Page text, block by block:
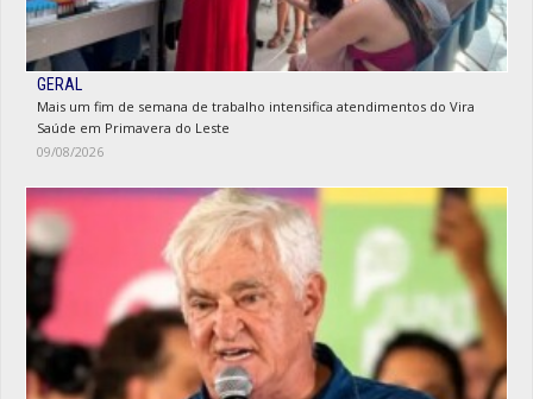
GERAL
Mais um fim de semana de trabalho intensifica atendimentos do Vira
Saúde em Primavera do Leste
09/08/2026